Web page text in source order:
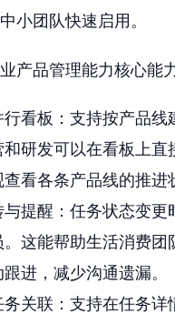
小团队快速启用。
产品管理能力核心能
行看板：支持按产品线
和研发可以在看板上直
看各条产品线的推进
提醒：任务状态变更
这能帮助生活消费团
进，减少沟通遗漏。
关联：支持在任务详